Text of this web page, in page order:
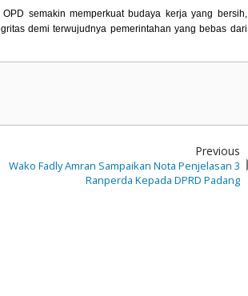
semakin memperkuat budaya kerja yang bersih,
demi terwujudnya pemerintahan yang bebas dari
Previous
Wako Fadly Amran Sampaikan Nota Penjelasan 3
Ranperda Kepada DPRD Padang